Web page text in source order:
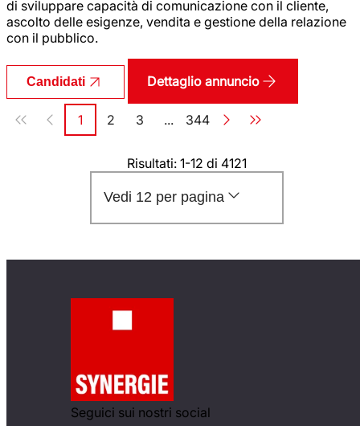
di sviluppare capacità di comunicazione con il cliente,
ascolto delle esigenze, vendita e gestione della relazione
con il pubblico.
Candidati Dettaglio annuncio
Paginazione
Pagina
1 Pagina
2 Pagina
3 ... Pagina
344
Risultati: 1-12 di 4121
Vedi 12 per pagina
Seguici sui nostri social